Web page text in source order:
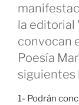
la editorial
convocan
Poesía
siguientes
1- Podrán